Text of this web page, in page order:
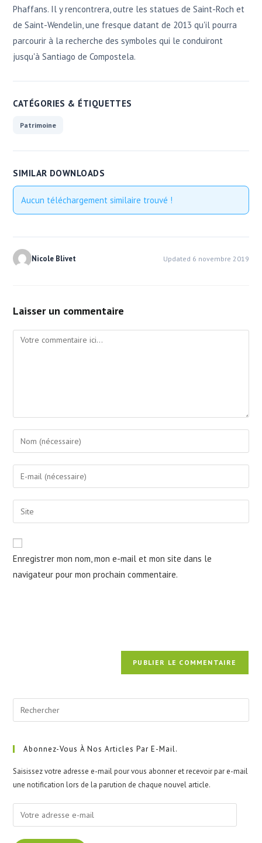
Phaffans. Il y rencontrera, outre les statues de Saint-Roch et
de Saint-Wendelin, une fresque datant de 2013 qu'il pourra
parcourir à la recherche des symboles qui le conduiront
jusqu'à Santiago de Compostela.
CATÉGORIES & ÉTIQUETTES
Patrimoine
SIMILAR DOWNLOADS
Aucun téléchargement similaire trouvé !
Nicole Blivet Updated 6 novembre 2019
Laisser un commentaire
Comment
Enter
your
name
comment
Enter
your
email
address
Saisir
l’URL
votre
site
(facultatif)
Enregistrer mon nom, mon e-mail et mon site dans le
navigateur pour mon prochain commentaire.
Abonnez-Vous À Nos Articles Par E-Mail.
Saisissez votre adresse e-mail pour vous abonner et recevoir par e-mail
une notification lors de la parution de chaque nouvel article.
Votre
adresse
e-